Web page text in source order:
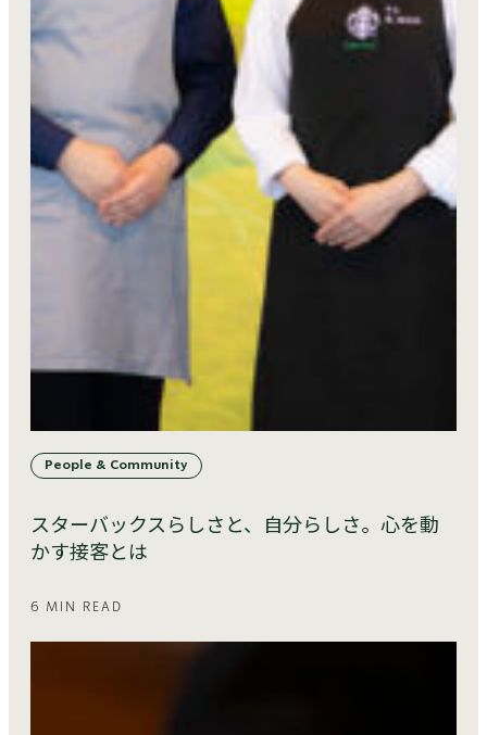
People & Community
スターバックスらしさと、自分らしさ。心を動
かす接客とは
6 MIN READ